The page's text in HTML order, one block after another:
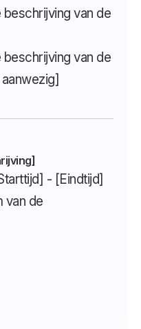
beschrijving van de
beschrijving van de
- [Eindtijd]
van de